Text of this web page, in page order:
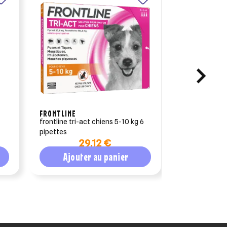
FRONTLINE
frontline tri-act chiens 5-10 kg 6
pipettes
29,12 €
Ajouter au panier